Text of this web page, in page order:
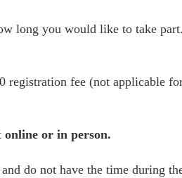
long you would like to take
fee (not applicable
online or in person.
do not have the time during